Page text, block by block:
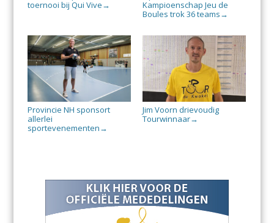
toernooi bij Qui Vive →
Kampioenschap Jeu de
Boules trok 36 teams →
Provincie NH sponsort
allerlei
sportevenementen →
Jim Voorn drievoudig
Tourwinnaar→